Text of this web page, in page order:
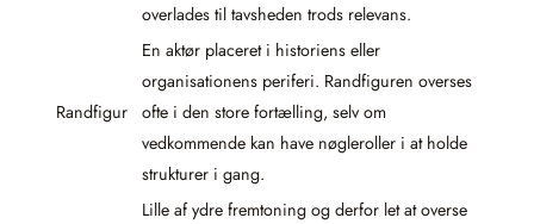
overlades til tavsheden trods relevans.
Randfigur
En aktør placeret i historiens eller
organisationens periferi. Randfiguren overses
ofte i den store fortælling, selv om
vedkommende kan have nøgleroller i at holde
strukturer i gang.
Lille af ydre fremtoning og derfor let at overse